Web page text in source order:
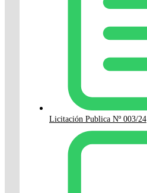
Licitación Publica Nº 003/24